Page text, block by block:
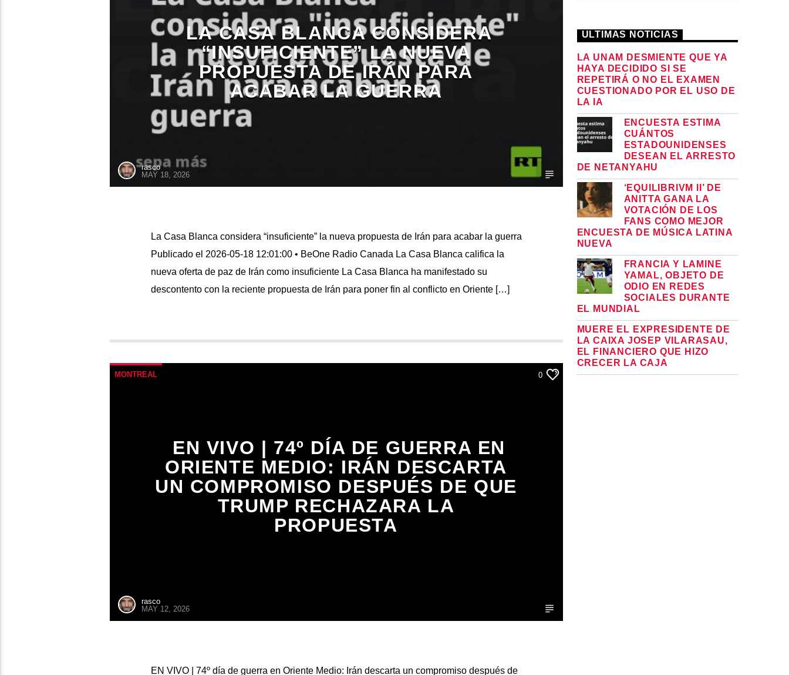
LA CASA BLANCA CONSIDERA
“INSUFICIENTE” LA NUEVA
PROPUESTA DE IRÁN PARA
ACABAR LA GUERRA
rasco
MAY 18, 2026
La Casa Blanca considera “insuficiente” la nueva propuesta de Irán para acabar la guerra
Publicado el 2026-05-18 12:01:00 • BeOne Radio Canada La Casa Blanca califica la
nueva oferta de paz de Irán como insuficiente La Casa Blanca ha manifestado su
descontento con la reciente propuesta de Irán para poner fin al conflicto en Oriente […]
MONTREAL 0
EN VIVO | 74º DÍA DE GUERRA EN
ORIENTE MEDIO: IRÁN DESCARTA
UN COMPROMISO DESPUÉS DE QUE
TRUMP RECHAZARA LA
PROPUESTA
rasco
MAY 12, 2026
EN VIVO | 74º día de guerra en Oriente Medio: Irán descarta un compromiso después de
ULTIMAS NOTICIAS
LA UNAM DESMIENTE QUE YA
HAYA DECIDIDO SI SE
REPETIRÁ O NO EL EXAMEN
CUESTIONADO POR EL USO DE
LA IA
ENCUESTA ESTIMA
CUÁNTOS
ESTADOUNIDENSES
DESEAN EL ARRESTO
DE NETANYAHU
‘EQUILIBRIVM II’ DE
ANITTA GANA LA
VOTACIÓN DE LOS
FANS COMO MEJOR
ENCUESTA DE MÚSICA LATINA
NUEVA
FRANCIA Y LAMINE
YAMAL, OBJETO DE
ODIO EN REDES
SOCIALES DURANTE
EL MUNDIAL
MUERE EL EXPRESIDENTE DE
LA CAIXA JOSEP VILARASAU,
EL FINANCIERO QUE HIZO
CRECER LA CAJA